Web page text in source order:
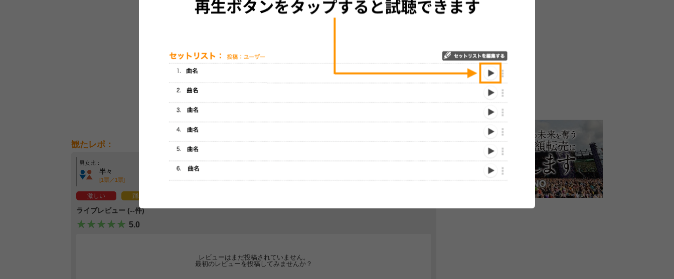
観たレポ：
男女比：
半々
[1票／1票]
年齢層：
ティーンエイジャー中心
[1票／1票]
グッズの待ち時間：
激しい 踊れる
ライブレビュー (--件)
5.0
レビューはまだ投稿されていません。
最初のレビューを投稿してみませんか？